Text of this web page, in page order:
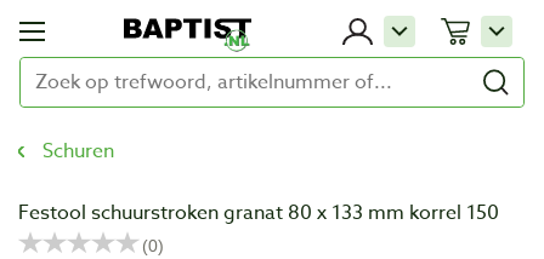
Schuren
Festool schuurstroken granat 80 x 133 mm korrel 150